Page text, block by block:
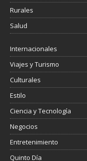
Rurales
Salud
Internacionales
Viajes y Turismo
Culturales
Estilo
Ciencia y Tecnología
Negocios
Entretenimiento
Quinto Día